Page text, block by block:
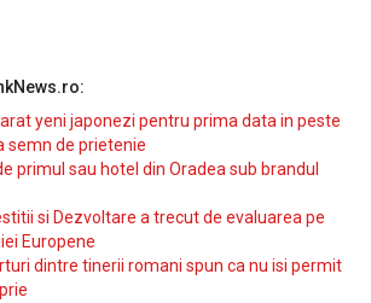
yeni japonezi pentru prima data in peste
semn de prietenie
primul sau hotel din Oradea sub brandul
si Dezvoltare a trecut de evaluarea pe
Europene
dintre tinerii romani spun ca nu isi permit